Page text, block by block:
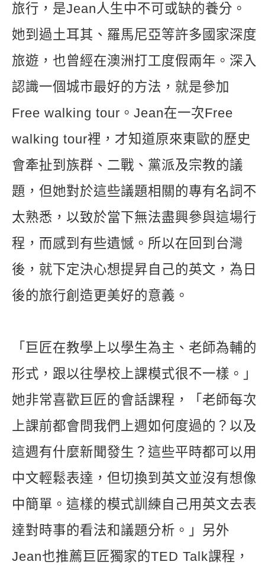
旅行，是Jean人生中不可或缺的養分。
她到過土耳其、羅馬尼亞等許多國家深度
旅遊，也曾經在澳洲打工度假兩年。深入
認識一個城市最好的方法，就是參加
Free walking tour。Jean在一次Free
walking tour裡，才知道原來東歐的歷史
會牽扯到族群、二戰、黨派及宗教的議
題，但她對於這些議題相關的專有名詞不
太熟悉，以致於當下無法盡興參與這場行
程，而感到有些遺憾。所以在回到台灣
後，就下定決心想提昇自己的英文，為日
後的旅行創造更美好的意義。
「巨匠在教學上以學生為主、老師為輔的
形式，跟以往學校上課模式很不一樣。」
她非常喜歡巨匠的會話課程，「老師每次
上課前都會問我們上週如何度過的？以及
這週有什麼新聞發生？這些平時都可以用
中文輕鬆表達，但切換到英文並沒有想像
中簡單。這樣的模式訓練自己用英文去表
達對時事的看法和議題分析。」另外
Jean也推薦巨匠獨家的TED Talk課程，